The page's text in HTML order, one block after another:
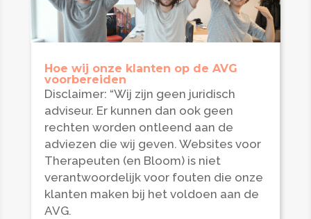
Hoe wij onze klanten op de AVG
voorbereiden
Disclaimer: “Wij zijn geen juridisch
adviseur. Er kunnen dan ook geen
rechten worden ontleend aan de
adviezen die wij geven. Websites voor
Therapeuten (en Bloom) is niet
verantwoordelijk voor fouten die onze
klanten maken bij het voldoen aan de
AVG.